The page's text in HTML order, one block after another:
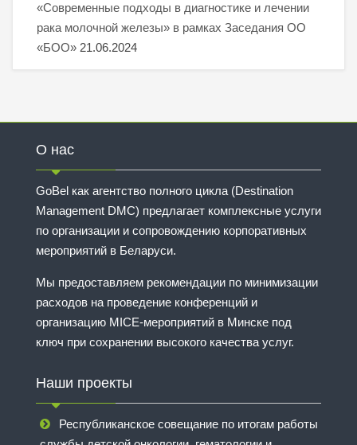
«Современные подходы в диагностике и лечении
рака молочной железы» в рамках Заседания ОО
«БОО» 21.06.2024
О нас
GoBel как агентство полного цикла (Destination
Management DMC) предлагает комплексные услуги
по организации и сопровождению корпоративных
мероприятий в Беларуси.
Мы предоставляем рекомендации по минимизации
расходов на проведение конференций и
организацию MICE-мероприятий в Минске под
ключ при сохранении высокого качества услуг.
Наши проекты
Республиканское совещание по итогам работы